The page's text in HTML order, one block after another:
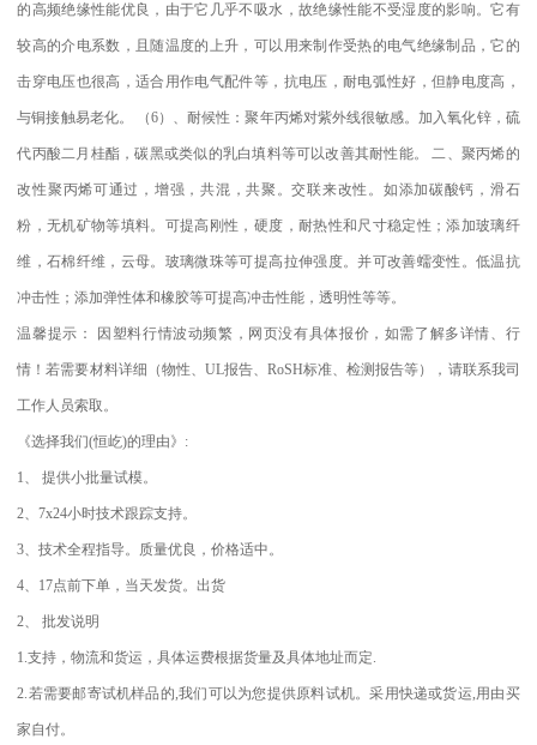
的高频绝缘性能优良，由于它几乎不吸水，故绝缘性能不受湿度的影响。它有
较高的介电系数，且随温度的上升，可以用来制作受热的电气绝缘制品，它的
击穿电压也很高，适合用作电气配件等，抗电压，耐电弧性好，但静电度高，
与铜接触易老化。 （6）、耐候性：聚年丙烯对紫外线很敏感。加入氧化锌，硫
代丙酸二月桂酯，碳黑或类似的乳白填料等可以改善其耐性能。二、聚丙烯的
改性聚丙烯可通过，增强，共混，共聚。交联来改性。如添加碳酸钙，滑石
粉，无机矿物等填料。可提高刚性，硬度，耐热性和尺寸稳定性；添加玻璃纤
维，石棉纤维，云母。玻璃微珠等可提高拉伸强度。并可改善蠕变性。低温抗
冲击性；添加弹性体和橡胶等可提高冲击性能，透明性等等。
温馨提示： 因塑料行情波动频繁，网页没有具体报价，如需了解多详情、行
情！若需要材料详细（物性、 UL报告、RoSH标准、检测报告等），请联系我司
工作人员索取。
《选择我们(恒屹)的理由》 :
1、提供小批量试模。
2、7x24小时技术跟踪支持。
3、技术全程指导。质量优良，价格适中。
4、 17点前下单，当天发货。出货
2、批发说明
1.支持，物流和货运，具体运费根据货量及具体地址而定.
2.若需要邮寄试机样品的,我们可以为您提供原料试机。采用快递或货运,用由买
家自付。